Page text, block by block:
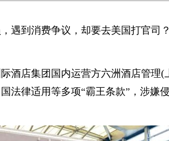
到消费争议，却要去美国打官司？
店集团国内运营方六洲酒店管理(
法律适用等多项“霸王条款”，涉嫌